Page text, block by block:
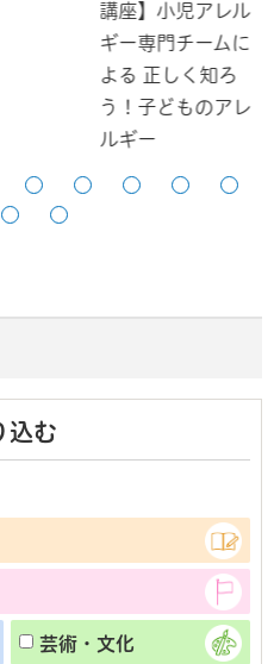
講座】小児アレル
ギー専門チームに
よる 正しく知ろ
う！子どものアレ
ルギー
込む
芸術・文化